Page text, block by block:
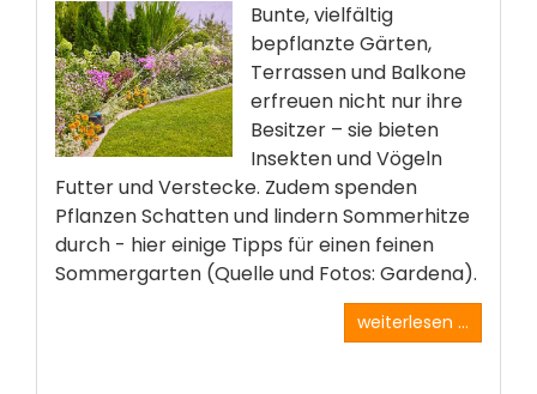
Bunte, vielfältig
bepflanzte Gärten,
Terrassen und Balkone
erfreuen nicht nur ihre
Besitzer – sie bieten
Insekten und Vögeln
Futter und Verstecke. Zudem spenden
Pflanzen Schatten und lindern Sommerhitze
durch - hier einige Tipps für einen feinen
Sommergarten (Quelle und Fotos: Gardena).
weiterlesen ...